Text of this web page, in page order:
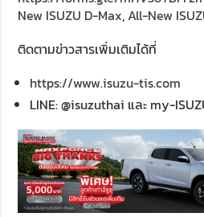
New ISUZU D-Max, All-New
ติดตามข่าวสารเพิ่มเติมได้ที่
https://www.isuzu-tis.com
LINE: @isuzuthai และ my-